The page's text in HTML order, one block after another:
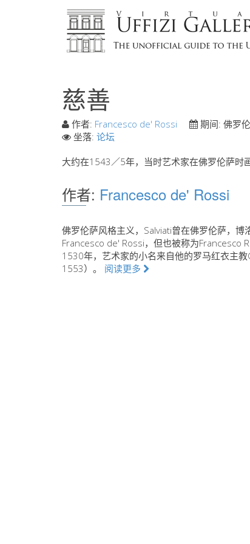
慈善
作者: Francesco de' Rossi 期间: 佛罗
坐落: 论坛
大约在1543／5年，当时艺术家在佛罗伦萨时
作者: Francesco de' Rossi
佛罗伦萨风格主义，Salviati曾在佛罗伦萨，博
Francesco de' Rossi，但也被称为Francesco
1530年，艺术家的小名来自他的罗马红衣主
1553）。 阅读更多